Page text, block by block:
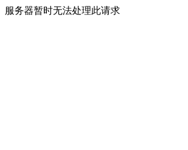
服务器暂时无法处理此请求